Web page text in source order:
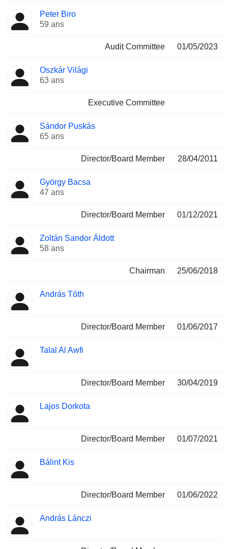
Peter Biro
59 ans
Audit Committee 01/05/2023
Oszkár Világi
63 ans
Executive Committee
Sándor Puskás
65 ans
Director/Board Member 28/04/2011
György Bacsa
47 ans
Director/Board Member 01/12/2021
Zoltán Sandor Áldott
58 ans
Chairman 25/06/2018
András Tóth
Director/Board Member 01/06/2017
Talal Al Awfi
Director/Board Member 30/04/2019
Lajos Dorkota
Director/Board Member 01/07/2021
Bálint Kis
Director/Board Member 01/06/2022
András Lánczi